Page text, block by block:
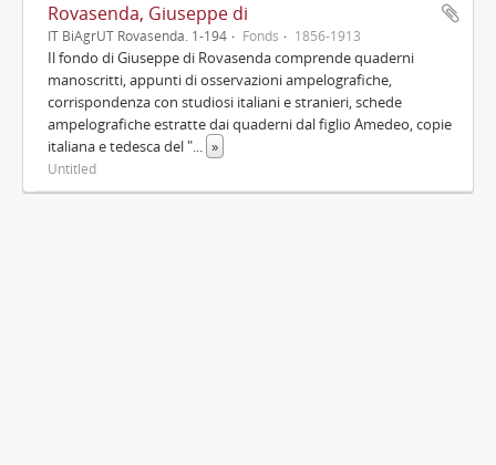
Rovasenda, Giuseppe di
IT BiAgrUT Rovasenda. 1-194 Fonds 1856-1913
Il fondo di Giuseppe di Rovasenda comprende quaderni
manoscritti, appunti di osservazioni ampelografiche,
corrispondenza con studiosi italiani e stranieri, schede
ampelografiche estratte dai quaderni dal figlio Amedeo, copie
italiana e tedesca del "... »
Untitled